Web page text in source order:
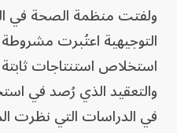
ولفتت منظمة الصحة في
التوجيهية اعتُبرت
استخلاص استنتاجات
والتعقيد الذي رُصد في
في الدراسات التي نظرت